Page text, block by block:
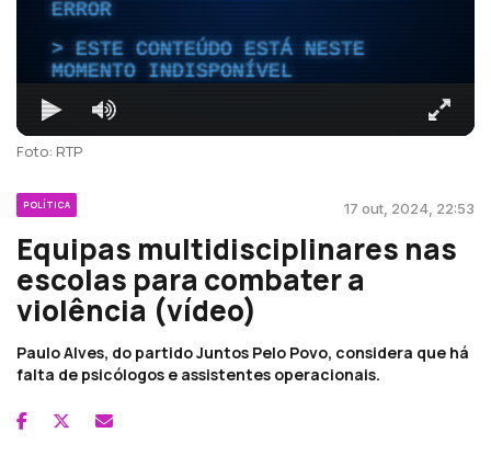
ERROR
ESTE CONTEÚDO ESTÁ NESTE
MOMENTO INDISPONÍVEL
Foto: RTP
POLÍTICA 17 out, 2024, 22:53
Equipas multidisciplinares nas
escolas para combater a
violência (vídeo)
Paulo Alves, do partido Juntos Pelo Povo, considera que há
falta de psicólogos e assistentes operacionais.